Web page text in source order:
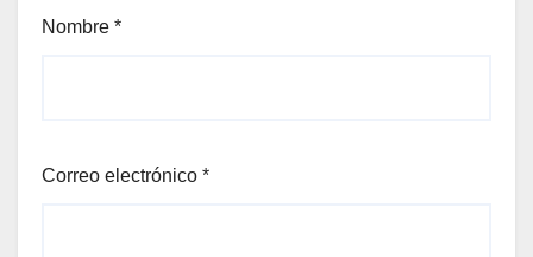
Nombre *
Correo electrónico *